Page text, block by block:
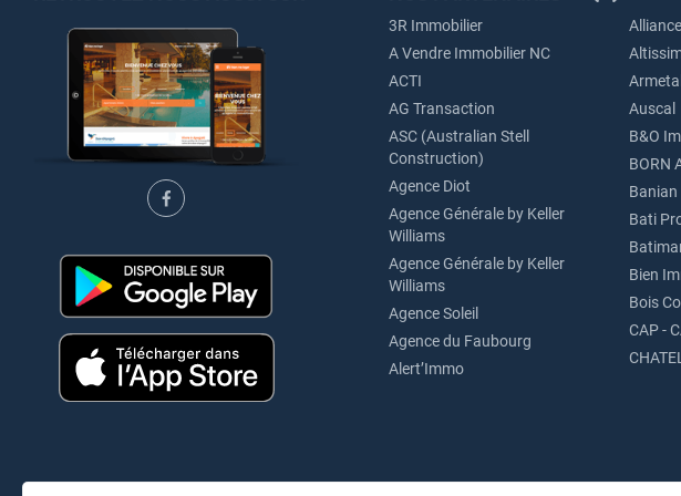
3R Immobilier
A Vendre Immobilier NC
ACTI
AG Transaction
ASC (Australian Stell
Construction)
Agence Diot
Agence Générale by Keller
Williams
Agence Générale by Keller
Williams
Agence Soleil
Agence du Faubourg
Alert’Immo
Armetal
Auscal
B&O
BORN
Bati
Bien
Bois
CAP -